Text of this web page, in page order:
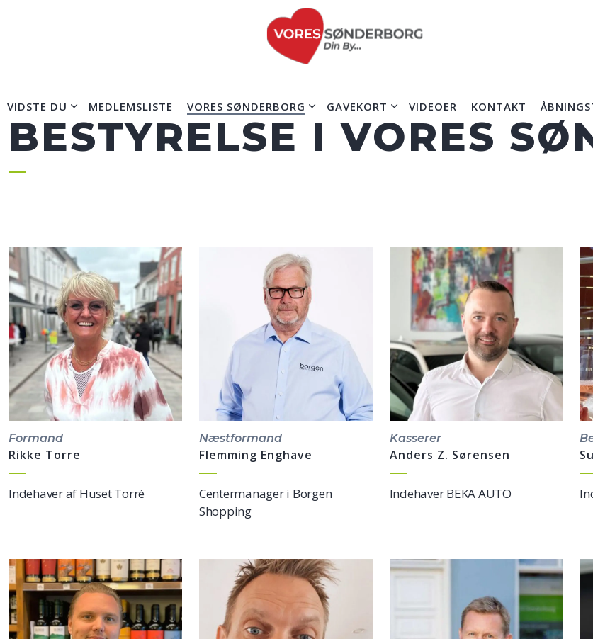
VIDSTE DU MEDLEMSLISTE VORES SØNDERBORG GAVEKORT VIDEOER KONTAKT
BESTYRELSE I VORES
Formand
Rikke Torre
Indehaver af Huset Torré
Næstformand
Flemming Enghave
Centermanager i Borgen
Shopping
Kasserer
Anders Z. Sørensen
Indehaver BEKA AUTO